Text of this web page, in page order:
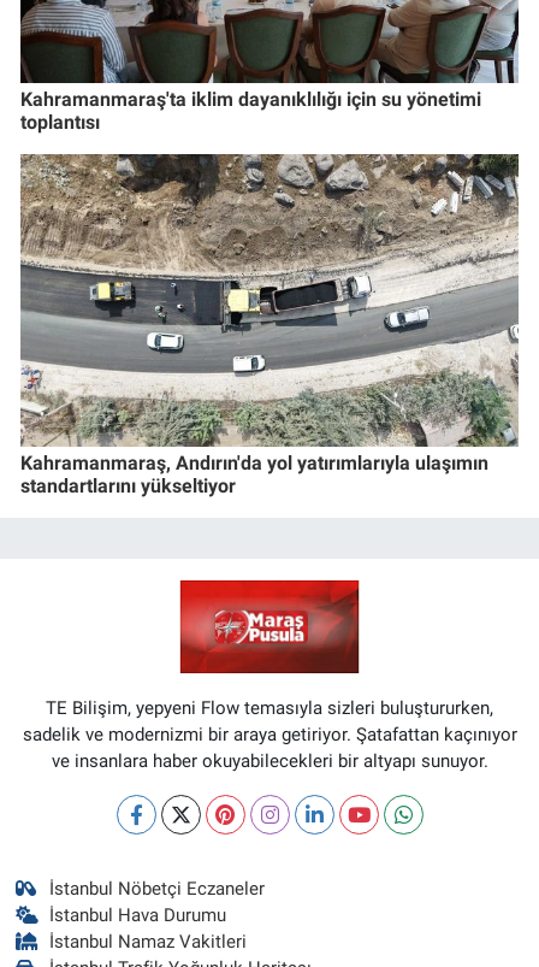
Kahramanmaraş'ta iklim dayanıklılığı için su yönetimi
toplantısı
Kahramanmaraş, Andırın'da yol yatırımlarıyla ulaşımın
standartlarını yükseltiyor
TE Bilişim, yepyeni Flow temasıyla sizleri buluştururken,
sadelik ve modernizmi bir araya getiriyor. Şatafattan kaçınıyor
ve insanlara haber okuyabilecekleri bir altyapı sunuyor.
İstanbul Nöbetçi Eczaneler
İstanbul Hava Durumu
İstanbul Namaz Vakitleri